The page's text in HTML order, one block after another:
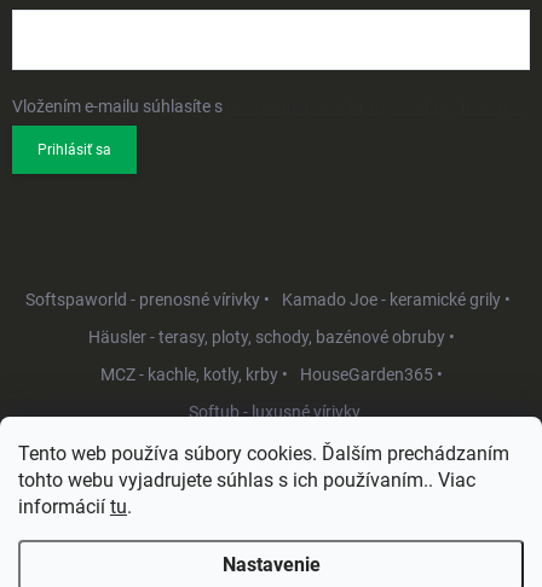
Tento web používa súbory cookies. Ďalším prechádzaním
tohto webu vyjadrujete súhlas s ich používaním.. Viac
informácií tu.
Nastavenie
Vložením e-mailu súhlasíte s
Prihlásiť sa
Softspaworld - prenosné vírivky •
Kamado Joe - keramické grily •
Häusler - terasy, ploty, schody, bazénové obruby •
MCZ - kachle, kotly, krby •
HouseGarden365 •
Softub - luxusné vírivky